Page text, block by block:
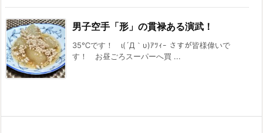
男子空手「形」の貫禄ある演武！
35℃です！ ι(´Д｀υ)ｱﾂｨｰ さすが皆様偉いで
す！ お昼ごろスーパーへ買 ...